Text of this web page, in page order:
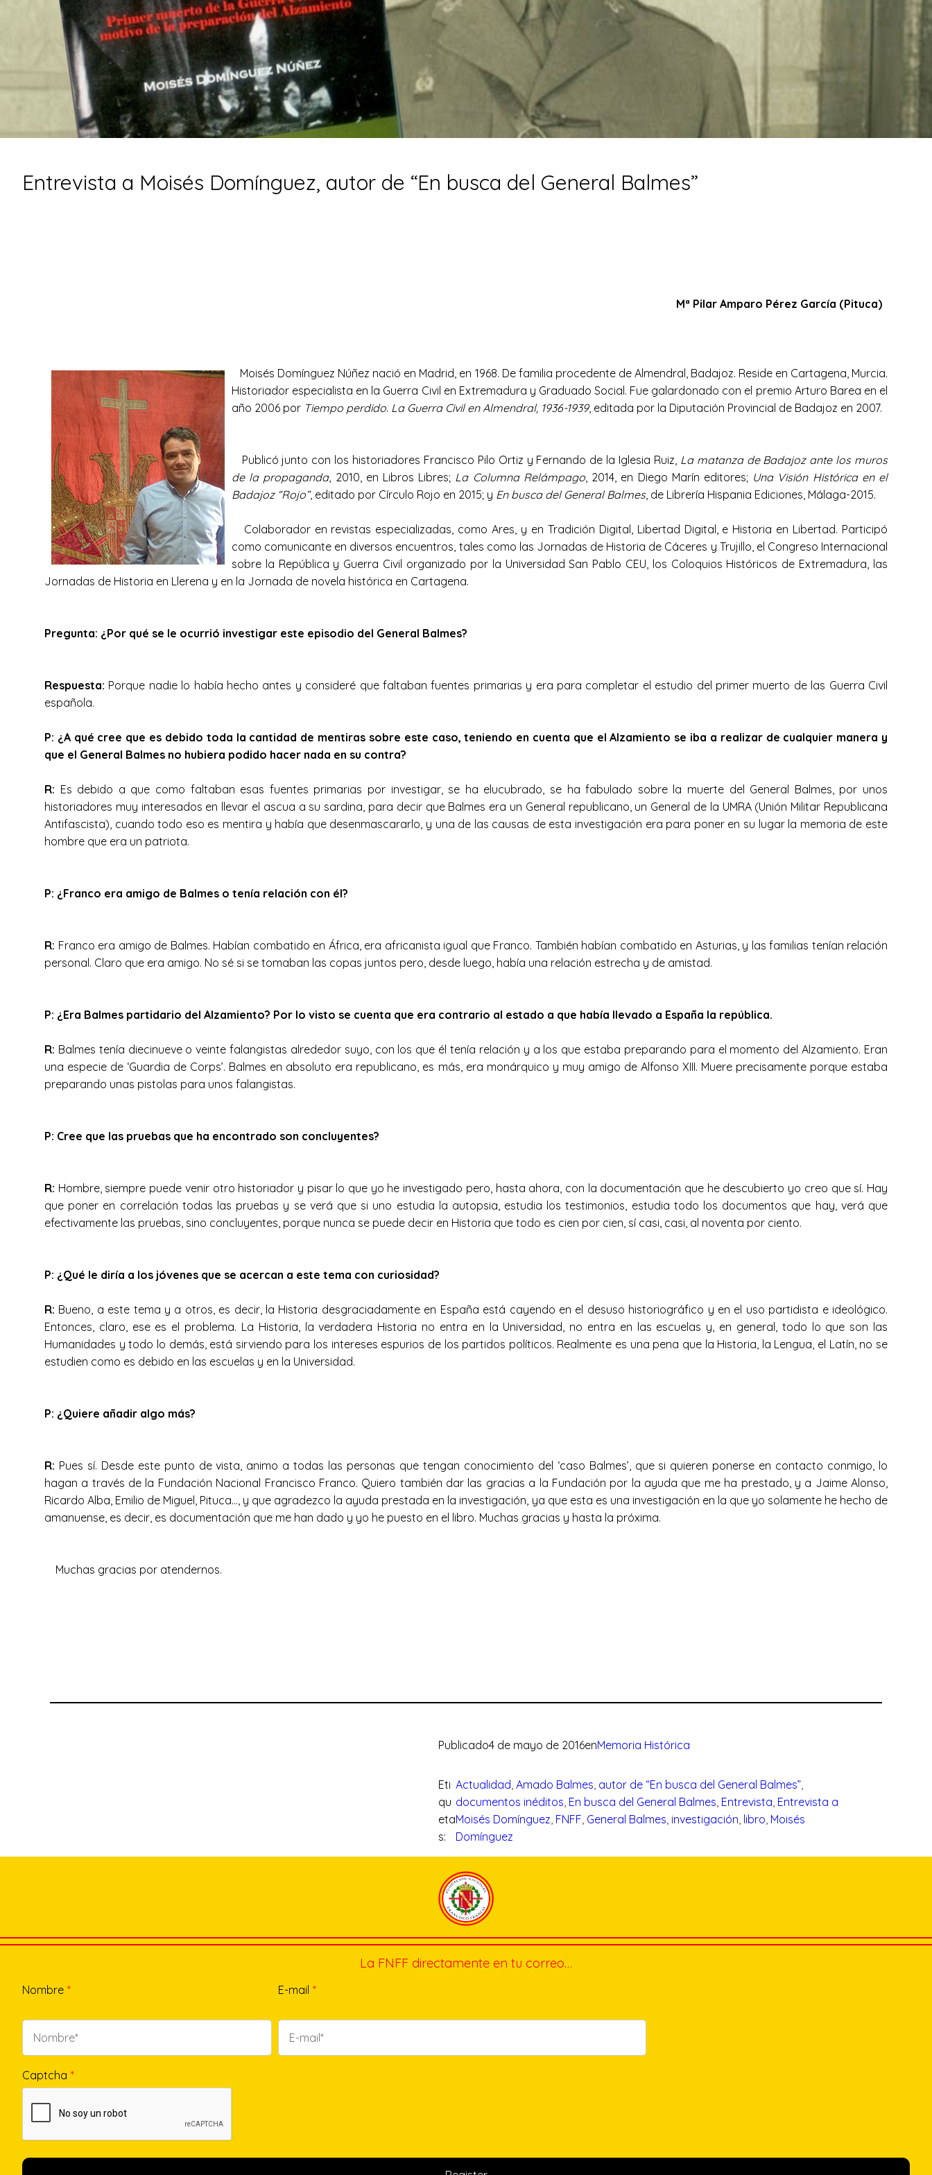
Entrevista a Moisés Domínguez, autor de “En busca del General Balmes”
Mª Pilar Amparo Pérez García (Pituca)
Moisés Domínguez Núñez nació en Madrid, en 1968. De familia procedente de Almendral, Badajoz. Reside en Cartagena, Murcia.
Historiador especialista en la Guerra Civil en Extremadura y Graduado Social. Fue galardonado con el premio Arturo Barea en el
año 2006 por Tiempo perdido. La Guerra Civil en Almendral, 1936-1939, editada por la Diputación Provincial de Badajoz en 2007.
Publicó junto con los historiadores Francisco Pilo Ortiz y Fernando de la Iglesia Ruiz, La matanza de Badajoz ante los muros
de la propaganda, 2010, en Libros Libres; La Columna Relámpago, 2014, en Diego Marín editores; Una Visión Histórica en el
Badajoz “Rojo”, editado por Círculo Rojo en 2015; y En busca del General Balmes, de Librería Hispania Ediciones, Málaga-2015.
Colaborador en revistas especializadas, como Ares, y en Tradición Digital, Libertad Digital, e Historia en Libertad. Participó
como comunicante en diversos encuentros, tales como las Jornadas de Historia de Cáceres y Trujillo, el Congreso Internacional
sobre la República y Guerra Civil organizado por la Universidad San Pablo CEU, los Coloquios Históricos de Extremadura, las
Jornadas de Historia en Llerena y en la Jornada de novela histórica en Cartagena.
Pregunta: ¿Por qué se le ocurrió investigar este episodio del General Balmes?
Respuesta: Porque nadie lo había hecho antes y consideré que faltaban fuentes primarias y era para completar el estudio del primer muerto de las Guerra Civil
española.
P: ¿A qué cree que es debido toda la cantidad de mentiras sobre este caso, teniendo en cuenta que el Alzamiento se iba a realizar de cualquier manera y
que el General Balmes no hubiera podido hacer nada en su contra?
R: Es debido a que como faltaban esas fuentes primarias por investigar, se ha elucubrado, se ha fabulado sobre la muerte del General Balmes, por unos
historiadores muy interesados en llevar el ascua a su sardina, para decir que Balmes era un General republicano, un General de la UMRA (Unión Militar Republicana
Antifascista), cuando todo eso es mentira y había que desenmascararlo, y una de las causas de esta investigación era para poner en su lugar la memoria de este
hombre que era un patriota.
P: ¿Franco era amigo de Balmes o tenía relación con él?
R: Franco era amigo de Balmes. Habían combatido en África, era africanista igual que Franco. También habían combatido en Asturias, y las familias tenían relación
personal. Claro que era amigo. No sé si se tomaban las copas juntos pero, desde luego, había una relación estrecha y de amistad.
P: ¿Era Balmes partidario del Alzamiento? Por lo visto se cuenta que era contrario al estado a que había llevado a España la república.
R: Balmes tenía diecinueve o veinte falangistas alrededor suyo, con los que él tenía relación y a los que estaba preparando para el momento del Alzamiento. Eran
una especie de ‘Guardia de Corps’. Balmes en absoluto era republicano, es más, era monárquico y muy amigo de Alfonso XIII. Muere precisamente porque estaba
preparando unas pistolas para unos falangistas.
P: Cree que las pruebas que ha encontrado son concluyentes?
R: Hombre, siempre puede venir otro historiador y pisar lo que yo he investigado pero, hasta ahora, con la documentación que he descubierto yo creo que sí. Hay
que poner en correlación todas las pruebas y se verá que si uno estudia la autopsia, estudia los testimonios, estudia todo los documentos que hay, verá que
efectivamente las pruebas, sino concluyentes, porque nunca se puede decir en Historia que todo es cien por cien, sí casi, casi, al noventa por ciento.
P: ¿Qué le diría a los jóvenes que se acercan a este tema con curiosidad?
R: Bueno, a este tema y a otros, es decir, la Historia desgraciadamente en España está cayendo en el desuso historiográfico y en el uso partidista e ideológico.
Entonces, claro, ese es el problema. La Historia, la verdadera Historia no entra en la Universidad, no entra en las escuelas y, en general, todo lo que son las
Humanidades y todo lo demás, está sirviendo para los intereses espurios de los partidos políticos. Realmente es una pena que la Historia, la Lengua, el Latín, no se
estudien como es debido en las escuelas y en la Universidad.
P: ¿Quiere añadir algo más?
R: Pues sí. Desde este punto de vista, animo a todas las personas que tengan conocimiento del ‘caso Balmes’, que si quieren ponerse en contacto conmigo, lo
hagan a través de la Fundación Nacional Francisco Franco. Quiero también dar las gracias a la Fundación por la ayuda que me ha prestado, y a Jaime Alonso,
Ricardo Alba, Emilio de Miguel, Pituca…, y que agradezco la ayuda prestada en la investigación, ya que esta es una investigación en la que yo solamente he hecho de
amanuense, es decir, es documentación que me han dado y yo he puesto en el libro. Muchas gracias y hasta la próxima.
Muchas gracias por atendernos.
Publicado4 de mayo de 2016enMemoria Histórica
Eti
qu
eta
s:
Actualidad, Amado Balmes, autor de “En busca del General Balmes”
documentos inéditos, En busca del General Balmes, Entrevista, Entrevista a
Moisés Domínguez, FNFF, General Balmes, investigación, libro, Moisés
Domínguez
La FNFF directamente en tu correo…
Nombre * E-mail *
Captcha *